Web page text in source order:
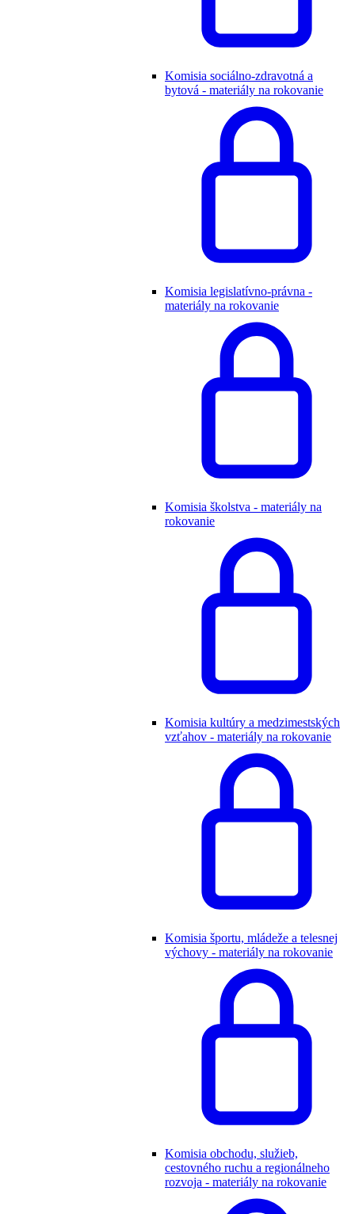
Komisia sociálno-zdravotná a
bytová - materiály na rokovanie
Komisia legislatívno-právna -
materiály na rokovanie
Komisia školstva - materiály na
rokovanie
Komisia kultúry a medzimestských
vzťahov - materiály na rokovanie
Komisia športu, mládeže a telesnej
výchovy - materiály na rokovanie
Komisia obchodu, služieb,
cestovného ruchu a regionálneho
rozvoja - materiály na rokovanie